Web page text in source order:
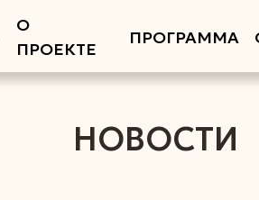
О
ПРОЕКТЕ
ПРОГРАММА
НОВОСТИ